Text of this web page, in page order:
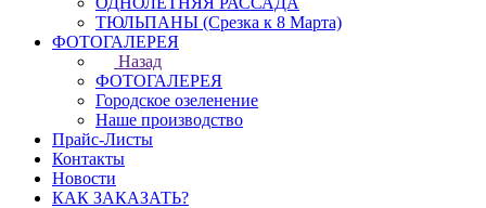
ТЮЛЬПАНЫ (Срезка к 8 Марта)
ФОТОГАЛЕРЕЯ
Назад
ФОТОГАЛЕРЕЯ
Городское озеленение
Наше производство
Прайс-Листы
Контакты
Новости
КАК ЗАКАЗАТЬ?